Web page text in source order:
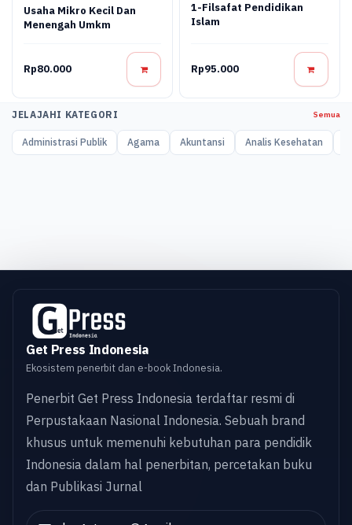
Usaha Mikro Kecil Dan
Menengah Umkm
Rp80.000
1-Filsafat Pendidikan
Islam
Rp95.000
JELAJAHI KATEGORI Semua
Administrasi Publik Agama Akuntansi Analis Kesehatan
Get Press Indonesia
Ekosistem penerbit dan e-book Indonesia.
Penerbit Get Press Indonesia terdaftar resmi di
Perpustakaan Nasional Indonesia. Sebuah brand
khusus untuk memenuhi kebutuhan para pendidik
Indonesia dalam hal penerbitan, percetakan buku
dan Publikasi Jurnal